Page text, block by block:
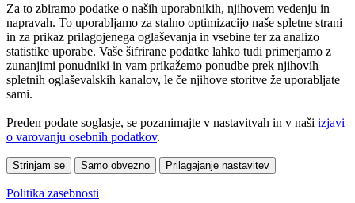
Za to zbiramo podatke o naših uporabnikih, njihovem vedenju in
napravah. To uporabljamo za stalno optimizacijo naše spletne strani
in za prikaz prilagojenega oglaševanja in vsebine ter za analizo
statistike uporabe. Vaše šifrirane podatke lahko tudi primerjamo z
zunanjimi ponudniki in vam prikažemo ponudbe prek njihovih
spletnih oglaševalskih kanalov, le če njihove storitve že uporabljate
sami.
Preden podate soglasje, se pozanimajte v nastavitvah in v naši izjavi
o varovanju osebnih podatkov.
Strinjam se Samo obvezno Prilagajanje nastavitev
Politika zasebnosti